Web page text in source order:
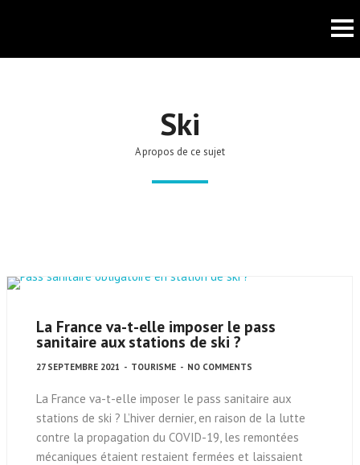
Ski
A propos de ce sujet
La France va-t-elle imposer le pass
sanitaire aux stations de ski ?
27 SEPTEMBRE 2021 - TOURISME - NO COMMENTS
La France va-t-elle imposer le pass sanitaire aux
stations de ski ? L’hiver dernier, en raison de la lutte
contre la propagation du COVID-19, les remontées
mécaniques étaient restaient fermées et laissaient